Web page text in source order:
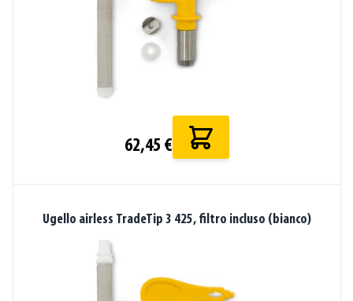
62,45 €
Ugello airless TradeTip 3 425, filtro incluso (bianco)